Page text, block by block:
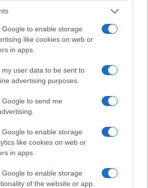
Google to enable storage
like cookies on web or
in apps.
my user data to be sent to
advertising purposes.
to send me
Google to enable storage
like cookies on web or
in apps.
Google to enable storage
of the website or app.